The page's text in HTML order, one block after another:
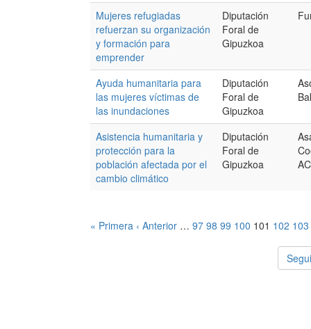
Mujeres refugiadas
refuerzan su organización
y formación para
emprender
Diputación
Foral de
Gipuzkoa
Ayuda humanitaria para
las mujeres víctimas de
las inundaciones
Diputación
Foral de
Gipuzkoa
Asistencia humanitaria y
protección para la
población afectada por el
cambio climático
Diputación
Foral de
Gipuzkoa
« Primera ‹ Anterior … 97 98 99 100 101 102 103